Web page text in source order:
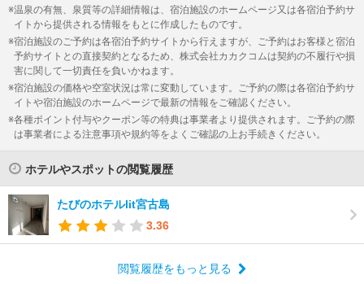
温泉の有無、泉質等の詳細情報は、宿泊施設のホームページ又は各宿泊予約サ
イトから提供される情報をもとに作成したものです。
宿泊施設のご予約は各宿泊予約サイトから行えますが、ご予約はお客様と宿泊
予約サイトとの直接契約となるため、株式会社カカクコムは契約の不履行や損
害に関して一切責任を負いかねます。
宿泊施設の価格や空室状況は常に変動しています。ご予約の際は各宿泊予約サ
イトや宿泊施設のホームページで最新の情報をご確認ください。
各種ポイント付与やクーポン等の特典は事業者より提供されます。ご予約の際
は事業者による注意事項や規約等をよくご確認の上お手続きください。
ホテルやスポットの閲覧履歴
たびのホテルlit宮古島
3.36
閲覧履歴をもっと見る